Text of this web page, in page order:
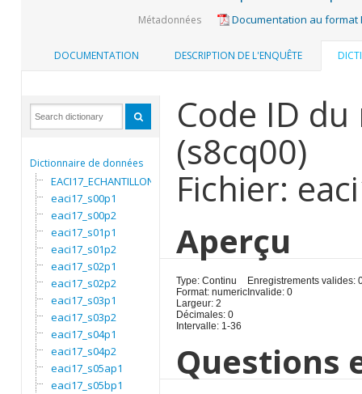
Métadonnées Documentation au format
DOCUMENTATION DESCRIPTION DE L'ENQUÊTE
Dictionnaire de données
EACI17_ECHANTILLON
eaci17_s00p1
eaci17_s00p2
eaci17_s01p1
eaci17_s01p2
eaci17_s02p1
eaci17_s02p2
eaci17_s03p1
eaci17_s03p2
eaci17_s04p1
eaci17_s04p2
eaci17_s05ap1
eaci17_s05bp1
Code ID
(s8cq00)
Fichier:
Aperçu
Type: Continu
Format: numeric
Largeur: 2
Décimales: 0
Intervalle: 1-36
Enregistrements valides:
Invalide: 0
Questions